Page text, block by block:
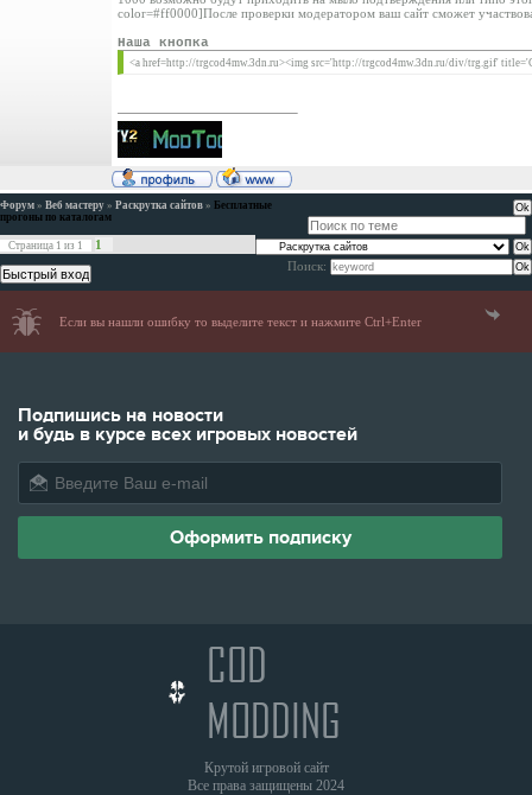
color=#ff0000]После проверки модератором ваш сайт сможет
Наша кнопка
<a href=http://trgcod4mw.3dn.ru><img src='http://trgcod4mw.3dn.ru/div/trg.gif'
Форум » Веб мастеру » Раскрутка сайтов » Бесплатные
прогоны по каталогам
Страница 1 из 1
1
Поиск:
Если вы нашли ошибку то выделите текст и нажмите Ctrl+Enter
Подпишись на новости
и будь в курсе всех игровых новостей
COD
MODDING
Крутой игровой сайт
Все права защищены 2024